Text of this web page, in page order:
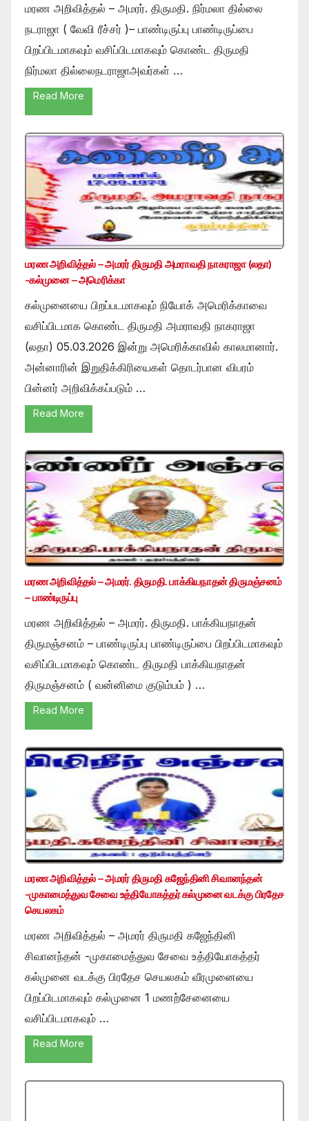
மரண அறிவித்தல் – அமரர். திருமதி. நிர்மலா தில்லை
நடராஜா ( வேவி ரீச்சர் )– பாண்டிருப்பு பாண்டிருப்பை
பிறப்பிடமாகவும் வசிப்பிடமாகவும் கொண்ட திருமதி
நிர்மலா தில்லைநடராஜாஅவர்கள் …
Read More
மரண அறிவித்தல் – அமரர் திருமதி அமராவதி நாகராஜா (லதா)
-கல்முனை – அமெரிக்கா
கல்முனையை பிறப்படமாகவும் நியோக் அமெரிக்காவை
வசிப்பிடமாக கொண்ட திருமதி அமராவதி நாகராஜா
(லதா) 05.03.2026 இன்று அமெரிக்காவில் காலமானார்.
அன்னாரின் இறுதிக்கிரியைகள் தொடர்பான விபரம்
பின்னர் அறிவிக்கப்படும் …
Read More
மரண அறிவித்தல் – அமரர். திருமதி. பாக்கியநாதன் திருமஞ்சனம்
– பாண்டிருப்பு
மரண அறிவித்தல் – அமரர். திருமதி. பாக்கியநாதன்
திருமஞ்சனம் – பாண்டிருப்பு பாண்டிருப்பை பிறப்பிடமாகவும்
வசிப்பிடமாகவும் கொண்ட திருமதி பாக்கியநாதன்
திருமஞ்சனம் ( வன்னிமை குடும்பம் ) …
Read More
மரண அறிவித்தல் – அமரர் திருமதி கஜேந்தினி சிவானந்தன்
-முகாமைத்துவ சேவை உத்தியோகத்தர் கல்முனை வடக்கு பிரதேச
செயலகம்
மரண அறிவித்தல் – அமரர் திருமதி கஜேந்தினி
சிவானந்தன் -முகாமைத்துவ சேவை உத்தியோகத்தர்
கல்முனை வடக்கு பிரதேச செயலகம் வீரமுனையை
பிறப்பிடமாகவும் கல்முனை 1 மணற்சேனையை
வசிப்பிடமாகவும் …
Read More